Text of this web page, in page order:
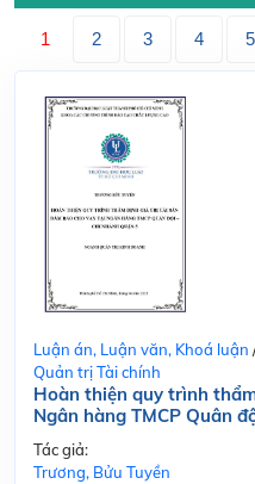
1 2 3 4 5
Luận án, Luận văn, Khoá luận
Quản trị Tài chính
Hoàn thiện quy trình
Ngân hàng TMCP Quân
Tác giả:
Trương, Bửu Tuyền